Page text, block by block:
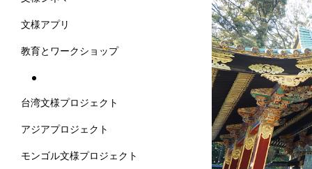
文様アプリ
教育とワークショップ
台湾文様プロジェクト
アジアプロジェクト
モンゴル文様プロジェクト